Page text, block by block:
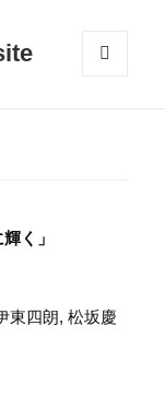
く」
東四朗, 松坂慶